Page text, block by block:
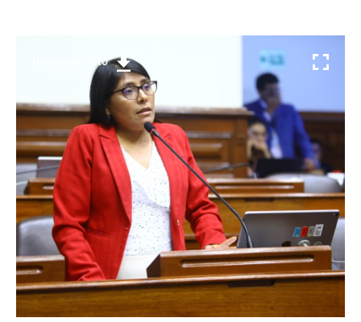
Descargar foto